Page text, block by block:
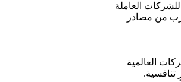
العاملة
من مصادر
العالمية
تنافسية.